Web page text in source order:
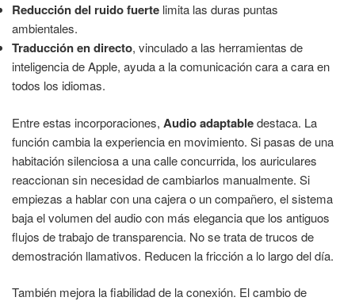
Reducción del ruido fuerte limita las duras puntas
ambientales.
Traducción en directo, vinculado a las herramientas de
inteligencia de Apple, ayuda a la comunicación cara a cara en
todos los idiomas.
Entre estas incorporaciones, Audio adaptabledestaca. La
función cambia la experiencia en movimiento. Si pasas de una
habitación silenciosa a una calle concurrida, los auriculares
reaccionan sin necesidad de cambiarlos manualmente. Si
empiezas a hablar con una cajera o un compañero, el sistema
baja el volumen del audio con más elegancia que los antiguos
flujos de trabajo de transparencia. No se trata de trucos de
demostración llamativos. Reducen la fricción a lo largo del día.
También mejora la fiabilidad de la conexión. El cambio de